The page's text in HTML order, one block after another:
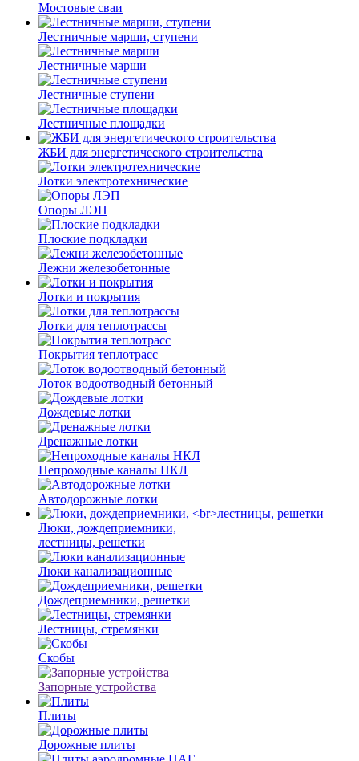
Мостовые сваи
Лестничные марши, ступени
Лестничные марши
Лестничные ступени
Лестничные площадки
ЖБИ для энергетического строительства
Лотки электротехнические
Опоры ЛЭП
Плоские подкладки
Лежни железобетонные
Лотки и покрытия
Лотки для теплотрассы
Покрытия теплотрасс
Лоток водоотводный бетонный
Дождевые лотки
Дренажные лотки
Непроходные каналы НКЛ
Автодорожные лотки
Люки, дождеприемники,
лестницы, решетки
Люки канализационные
Дождеприемники, решетки
Лестницы, стремянки
Скобы
Запорные устройства
Плиты
Дорожные плиты